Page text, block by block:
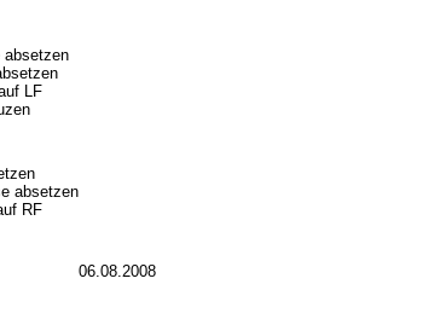
absetzen
LF
absetzen
RF
06.08.2008